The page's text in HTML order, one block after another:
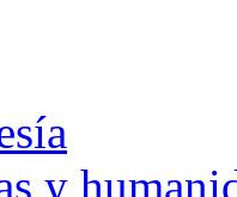
y